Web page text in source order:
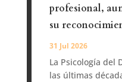
profesional,
su
31 Jul 2026
La Psicología del
las últimas